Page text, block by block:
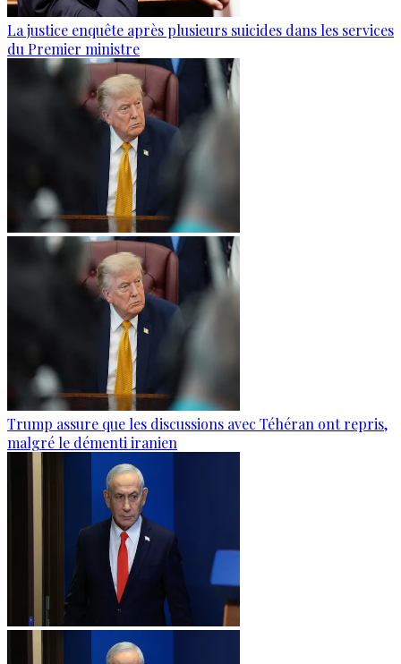
La justice enquête après plusieurs suicides dans les services
du Premier ministre
Trump assure que les discussions avec Téhéran ont repris,
malgré le démenti iranien